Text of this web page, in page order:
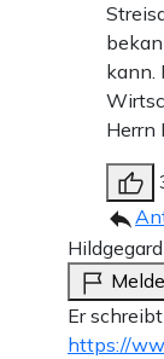
kann.
Herrn
Hildgegard
Er
https://